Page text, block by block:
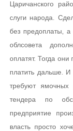
Царичанского
слуги народа.
без предоплаты, а
облсовета
оплатят. Тогда они
платить дальше. И
требуют ямочных
тендера по
предприятие
власть просто